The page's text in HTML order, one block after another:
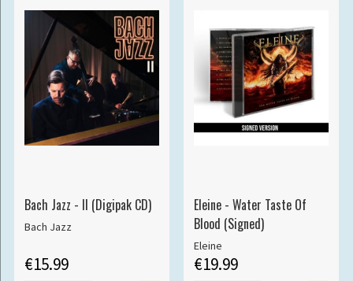
Bach Jazz - II (Digipak CD)
Bach Jazz
€15.99
Eleine - Water Taste Of
Blood (Signed)
Eleine
€19.99